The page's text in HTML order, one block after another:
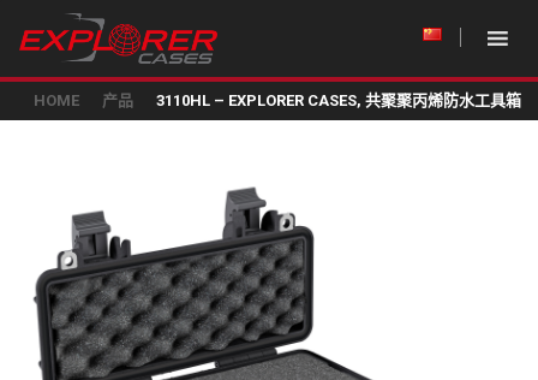
HOME 产品 3110HL – EXPLORER CASES, 共聚聚丙烯防水工具箱